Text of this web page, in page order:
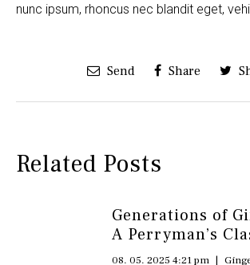
nunc ipsum, rhoncus nec blandit eget,
Send Share
Related Posts
Generations of
A Perryman’s
08. 05. 2025 4:21 pm |